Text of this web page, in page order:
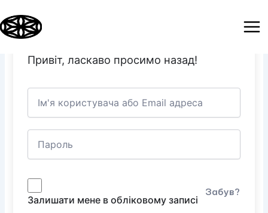
до
вмісту
Привіт, ласкаво просимо назад!
Залишати мене в обліковому записі
Забув?